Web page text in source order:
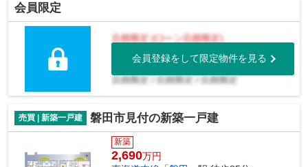
会員限定
会員登録をして限定物件を見る
売買 | 新築一戸建 磐田市見付の新築一戸建
新築
2,690万円